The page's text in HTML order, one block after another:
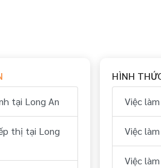
tại Long An
thị tại Long
HÌNH
Việc
Việc
Việc